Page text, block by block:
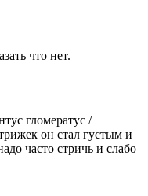
что нет.
гломератус /
он стал густым и
часто стричь и слабо